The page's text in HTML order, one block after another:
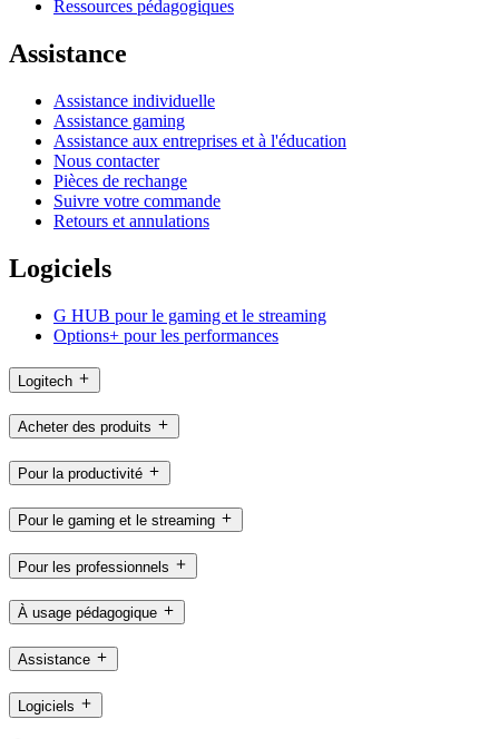
Ressources pédagogiques
Assistance
Assistance individuelle
Assistance gaming
Assistance aux entreprises et à l'éducation
Nous contacter
Pièces de rechange
Suivre votre commande
Retours et annulations
Logiciels
G HUB pour le gaming et le streaming
Options+ pour les performances
Logitech
Acheter des produits
Pour la productivité
Pour le gaming et le streaming
Pour les professionnels
À usage pédagogique
Assistance
Logiciels